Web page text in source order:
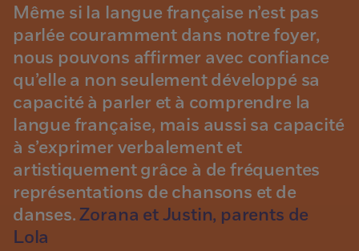
Même si la langue française n’est pas
parlée couramment dans notre foyer,
nous pouvons affirmer avec confiance
qu’elle a non seulement développé sa
capacité à parler et à comprendre la
langue française, mais aussi sa capacité
à s’exprimer verbalement et
artistiquement grâce à de fréquentes
représentations de chansons et de
danses.Zorana et Justin, parents de
Lola